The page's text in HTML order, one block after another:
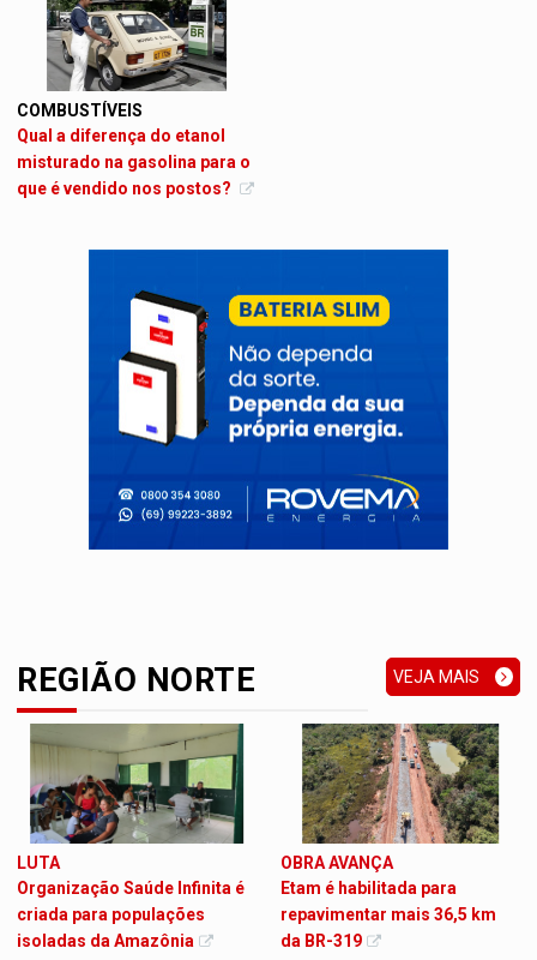
COMBUSTÍVEIS
Qual a diferença do etanol
misturado na gasolina para o
que é vendido nos postos?
REGIÃO NORTE VEJA MAIS
LUTA
Organização Saúde Infinita é
criada para populações
isoladas da Amazônia
OBRA AVANÇA
Etam é habilitada para
repavimentar mais 36,5 km
da BR-319